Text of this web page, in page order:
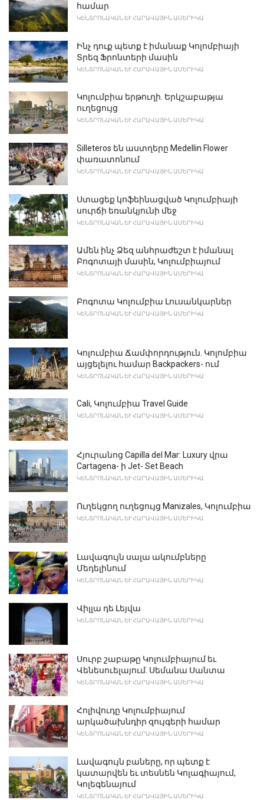
համար
ԿԵՆՏՐՈՆԱԿԱՆ ԵՒ ՀԱՐԱՎԱՅԻՆ ԱՄԵՐԻԿԱ
Ինչ դուք պետք է իմանաք Կոլոմբիայի
Տրեզ Ֆրոնտերի մասին
ԿԵՆՏՐՈՆԱԿԱՆ ԵՒ ՀԱՐԱՎԱՅԻՆ ԱՄԵՐԻԿԱ
Կոլումբիա երթուղի. Երկշաբաթյա
ուղեցույց
ԿԵՆՏՐՈՆԱԿԱՆ ԵՒ ՀԱՐԱՎԱՅԻՆ ԱՄԵՐԻԿԱ
Silleteros են աստղերը Medellin Flower
փառատոնում
ԿԵՆՏՐՈՆԱԿԱՆ ԵՒ ՀԱՐԱՎԱՅԻՆ ԱՄԵՐԻԿԱ
Ստացեք կոֆեինացված Կոլումբիայի
սուրճի եռանկյունի մեջ
ԿԵՆՏՐՈՆԱԿԱՆ ԵՒ ՀԱՐԱՎԱՅԻՆ ԱՄԵՐԻԿԱ
Ամեն ինչ Ձեզ անհրաժեշտ է իմանալ
Բոգոտայի մասին, Կոլումբիայում
ԿԵՆՏՐՈՆԱԿԱՆ ԵՒ ՀԱՐԱՎԱՅԻՆ ԱՄԵՐԻԿԱ
Բոգոտա Կոլումբիա Լուսանկարներ
ԿԵՆՏՐՈՆԱԿԱՆ ԵՒ ՀԱՐԱՎԱՅԻՆ ԱՄԵՐԻԿԱ
Կոլումբիա Ճամփորդություն. Կոլոմբիա
այցելելու համար Backpackers- ում
ԿԵՆՏՐՈՆԱԿԱՆ ԵՒ ՀԱՐԱՎԱՅԻՆ ԱՄԵՐԻԿԱ
Cali, Կոլումբիա Travel Guide
ԿԵՆՏՐՈՆԱԿԱՆ ԵՒ ՀԱՐԱՎԱՅԻՆ ԱՄԵՐԻԿԱ
Հյուրանոց Capilla del Mar: Luxury վրա
Cartagena- ի Jet- Set Beach
ԿԵՆՏՐՈՆԱԿԱՆ ԵՒ ՀԱՐԱՎԱՅԻՆ ԱՄԵՐԻԿԱ
Ուղեկցող ուղեցույց Manizales, Կոլումբիա
ԿԵՆՏՐՈՆԱԿԱՆ ԵՒ ՀԱՐԱՎԱՅԻՆ ԱՄԵՐԻԿԱ
Լավագույն սալա ակումբները
Մեդելինում
ԿԵՆՏՐՈՆԱԿԱՆ ԵՒ ՀԱՐԱՎԱՅԻՆ ԱՄԵՐԻԿԱ
Վիլլա դե Լեյվա
ԿԵՆՏՐՈՆԱԿԱՆ ԵՒ ՀԱՐԱՎԱՅԻՆ ԱՄԵՐԻԿԱ
Սուրբ շաբաթը Կոլումբիայում եւ
Վենեսուելայում. Սեմանա Սանտա
ԿԵՆՏՐՈՆԱԿԱՆ ԵՒ ՀԱՐԱՎԱՅԻՆ ԱՄԵՐԻԿԱ
Հոլիվուդը Կոլումբիայում
արկածախնդիր զույգերի համար
ԿԵՆՏՐՈՆԱԿԱՆ ԵՒ ՀԱՐԱՎԱՅԻՆ ԱՄԵՐԻԿԱ
Լավագույն բաները, որ պետք է
կատարվեն եւ տեսնեն Կոլագիայում,
Կոլեգենայում
ԿԵՆՏՐՈՆԱԿԱՆ ԵՒ ՀԱՐԱՎԱՅԻՆ ԱՄԵՐԻԿԱ